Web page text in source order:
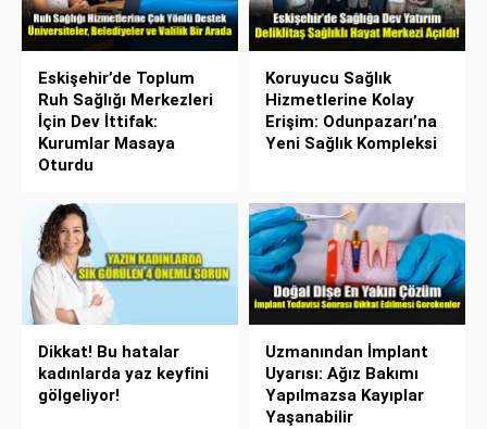
Eskişehir’de Toplum
Ruh Sağlığı Merkezleri
İçin Dev İttifak:
Kurumlar Masaya
Oturdu
Koruyucu Sağlık
Hizmetlerine Kolay
Erişim: Odunpazarı’na
Yeni Sağlık Kompleksi
Dikkat! Bu hatalar
kadınlarda yaz keyfini
gölgeliyor!
Uzmanından İmplant
Uyarısı: Ağız Bakımı
Yapılmazsa Kayıplar
Yaşanabilir